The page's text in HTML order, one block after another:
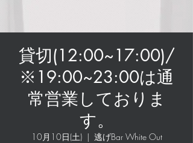
貸切(12:00~17:00)/
※19:00~23:00は通
常営業しておりま
す。
10月10日(土)
  |
逃げBar White Out